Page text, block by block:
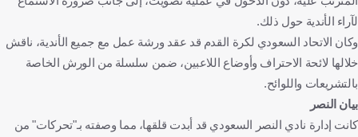
لآراء الأندية حول ذلك.
وكان الاتحاد السعودي لكرة القدم قد عقد ورشة عمل مع جميع الأندية، ناقش
خلالها لائحة الاحتراف وأوضاع اللاعبين، ضمن سلسلة من الورش الخاصة
بالتشريعات واللوائح.
بيان النصر
كانت إدارة نادي النصر السعودي قد أبدت قلقها، مما وصفته بـ"تحركات" من